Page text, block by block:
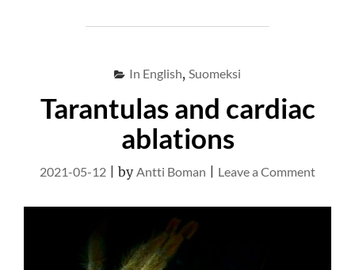
In English, Suomeksi
Tarantulas and cardiac
ablations
2021-05-12 by Antti Boman Leave a Commenton